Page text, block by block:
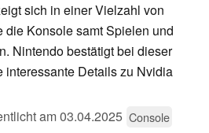
sich in einer Vielzahl von
die Konsole samt Spielen und
Nintendo bestätigt bei dieser
Details zu Nvidia
am03.04.2025 Console